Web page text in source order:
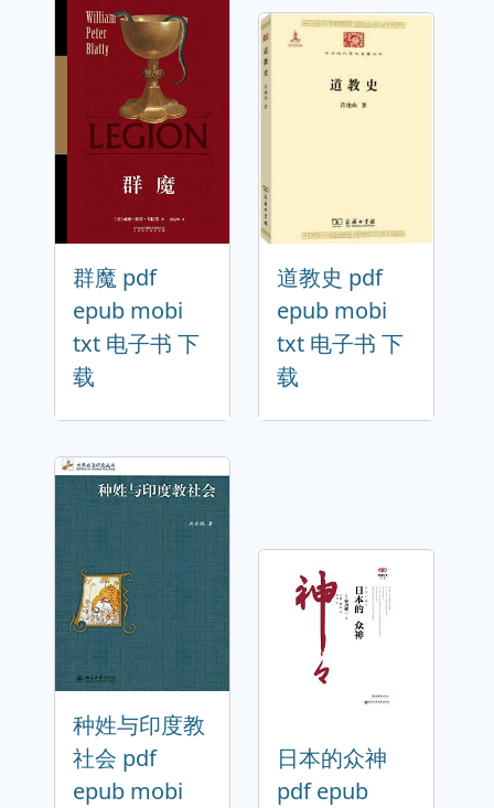
群魔 pdf
epub mobi
txt 电子书 下
载
道教史 pdf
epub mobi
txt 电子书 下
载
种姓与印度教
社会 pdf
epub mobi
日本的众神
pdf epub